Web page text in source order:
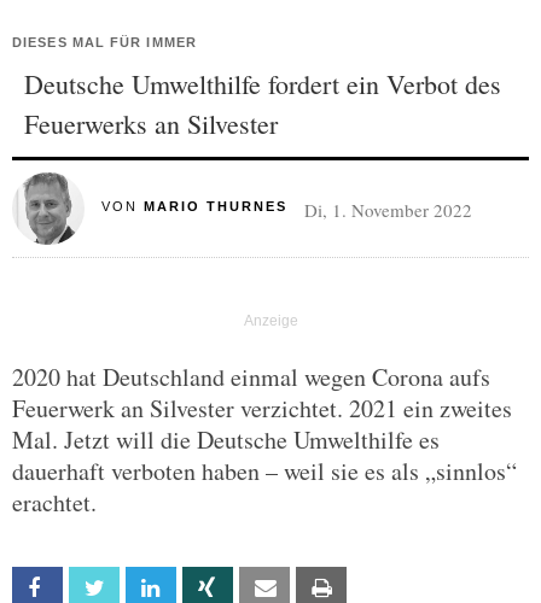
DIESES MAL FÜR IMMER
Deutsche Umwelthilfe fordert ein Verbot des
Feuerwerks an Silvester
VON MARIO THURNES Di, 1. November 2022
2020 hat Deutschland einmal wegen Corona aufs
Feuerwerk an Silvester verzichtet. 2021 ein zweites
Mal. Jetzt will die Deutsche Umwelthilfe es
dauerhaft verboten haben – weil sie es als „sinnlos“
erachtet.
Facebook Twitter Linkedin Xing Email